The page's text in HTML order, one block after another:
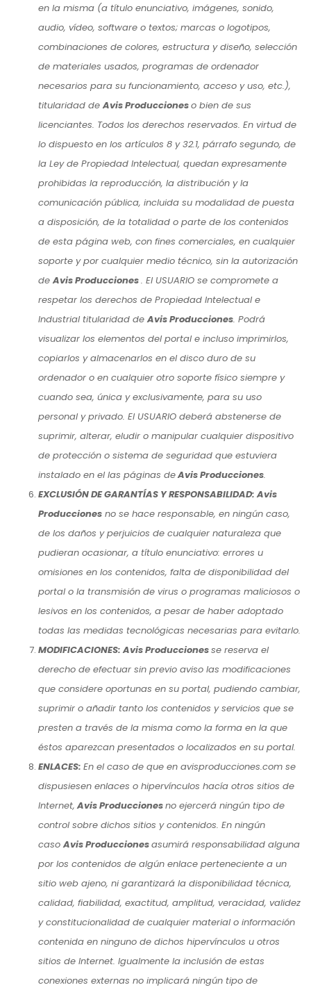
en la misma (a título enunciativo, imágenes, sonido,
audio, vídeo, software o textos; marcas o logotipos,
combinaciones de colores, estructura y diseño, selección
de materiales usados, programas de ordenador
necesarios para su funcionamiento, acceso y uso, etc.),
titularidad deAvis Produccioneso bien de sus
licenciantes. Todos los derechos reservados. En virtud de
lo dispuesto en los artículos 8 y 32.1, párrafo segundo, de
la Ley de Propiedad Intelectual, quedan expresamente
prohibidas la reproducción, la distribución y la
comunicación pública, incluida su modalidad de puesta
a disposición, de la totalidad o parte de los contenidos
de esta página web, con fines comerciales, en cualquier
soporte y por cualquier medio técnico, sin la autorización
deAvis Producciones. El USUARIO se compromete a
respetar los derechos de Propiedad Intelectual e
Industrial titularidad deAvis Producciones. Podrá
visualizar los elementos del portal e incluso imprimirlos,
copiarlos y almacenarlos en el disco duro de su
ordenador o en cualquier otro soporte físico siempre y
cuando sea, única y exclusivamente, para su uso
personal y privado. El USUARIO deberá abstenerse de
suprimir, alterar, eludir o manipular cualquier dispositivo
de protección o sistema de seguridad que estuviera
instalado en el las páginas deAvis Producciones.
EXCLUSIÓN DE GARANTÍAS Y RESPONSABILIDAD: Avis
Producciones no se hace responsable, en ningún caso,
de los daños y perjuicios de cualquier naturaleza que
pudieran ocasionar, a título enunciativo: errores u
omisiones en los contenidos, falta de disponibilidad del
portal o la transmisión de virus o programas maliciosos o
lesivos en los contenidos, a pesar de haber adoptado
todas las medidas tecnológicas necesarias para evitarlo.
MODIFICACIONES: Avis Produccionesse reserva el
derecho de efectuar sin previo aviso las modificaciones
que considere oportunas en su portal, pudiendo cambiar,
suprimir o añadir tanto los contenidos y servicios que se
presten a través de la misma como la forma en la que
éstos aparezcan presentados o localizados en su portal.
ENLACES: En el caso de que en avisproducciones.com se
dispusiesen enlaces o hipervínculos hacía otros sitios de
Internet,Avis Produccionesno ejercerá ningún tipo de
control sobre dichos sitios y contenidos. En ningún
casoAvis Produccionesasumirá responsabilidad alguna
por los contenidos de algún enlace perteneciente a un
sitio web ajeno, ni garantizará la disponibilidad técnica,
calidad, fiabilidad, exactitud, amplitud, veracidad, validez
y constitucionalidad de cualquier material o información
contenida en ninguno de dichos hipervínculos u otros
sitios de Internet. Igualmente la inclusión de estas
conexiones externas no implicará ningún tipo de